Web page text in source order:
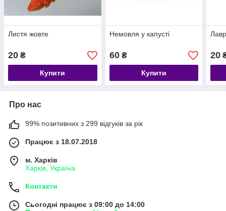
Листя жовте
20 ₴
Купити
Немовля у капусті
60₴
Купити
20
Про нас
99% позитивних з 299 відгуків за рік
Працює з 18.07.2018
м. Харків
Харків, Україна
Контакти
Сьогодні працює з 09:00 до 14:00